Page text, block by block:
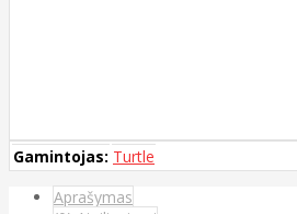
Gamintojas: Turtle
Aprašymas